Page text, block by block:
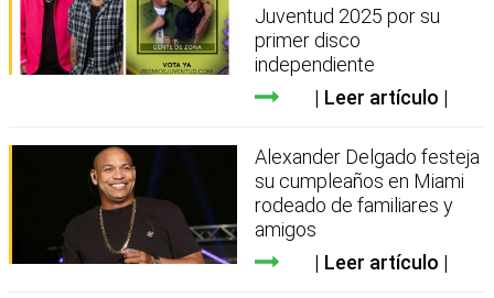
Juventud 2025 por su
primer disco
independiente
Leer artículo
Alexander Delgado festeja
su cumpleaños en Miami
rodeado de familiares y
amigos
Leer artículo